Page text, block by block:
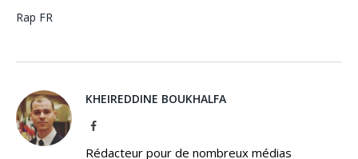
Rap FR
KHEIREDDINE BOUKHALFA
Facebook
Rédacteur pour de nombreux médias